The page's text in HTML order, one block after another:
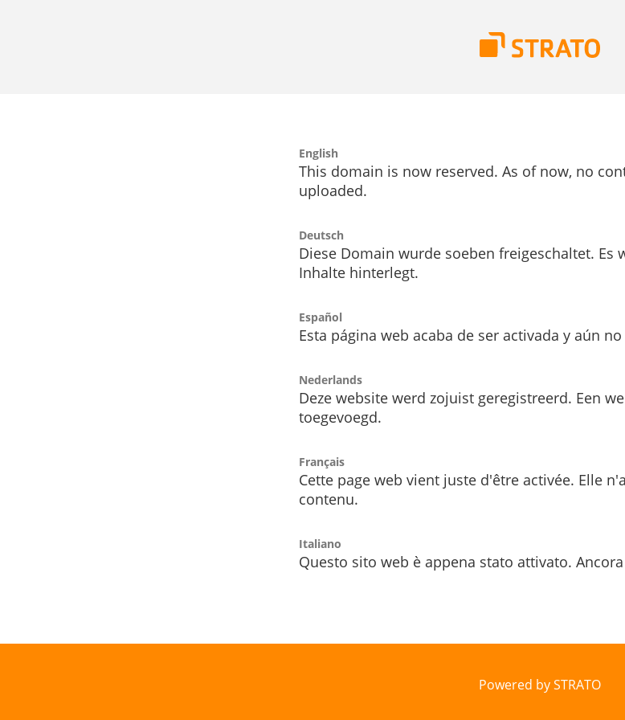
English
This domain is now reserved. As of now, no
uploaded.
Deutsch
Diese Domain wurde soeben freigeschaltet. Es
Inhalte hinterlegt.
Español
Esta página web acaba de ser activada y aún
Nederlands
Deze website werd zojuist geregistreerd. Een
toegevoegd.
Français
Cette page web vient juste d'être activée. Elle
contenu.
Italiano
Questo sito web è appena stato attivato.
Powered by STRATO